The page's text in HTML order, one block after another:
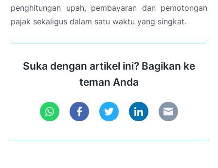
penghitungan upah, pembayaran dan pemotongan
pajak sekaligus dalam satu waktu yang singkat.
Suka dengan artikel ini? Bagikan ke
teman Anda